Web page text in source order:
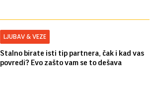
LJUBAV & VEZE
Stalno birate isti tip partnera, čak i kad vas
povredi? Evo zašto vam se to dešava